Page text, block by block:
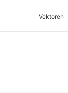
Vektoren